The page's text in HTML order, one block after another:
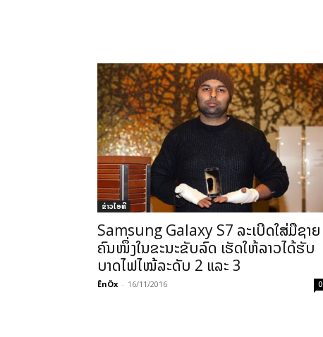
ຂ່າວ​ໄອ​ທີ
Samsung Galaxy S7 ລະເບີດໃສ່ມືຊາຍ
ຄົນໜຶ່ງໃນຂະນະຂັບລົດ ເຮັດໃຫ້ລາວໄດ້ຮັບ
ບາດໄຟໄໝ້ລະດັບ 2 ແລະ 3
ÊnÖx - 16/11/2016 0